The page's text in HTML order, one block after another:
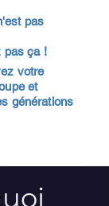
pas
pas ça !
votre
et
générations